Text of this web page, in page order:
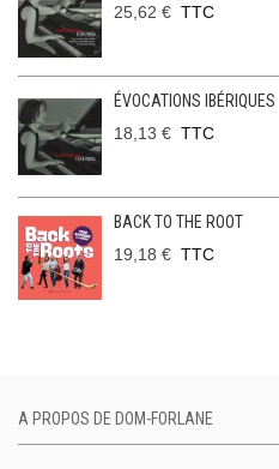
25,62 € TTC
ÉVOCATIONS IBÉRIQUES
18,13 € TTC
BACK TO THE ROOT
19,18 € TTC
A PROPOS DE DOM-FORLANE